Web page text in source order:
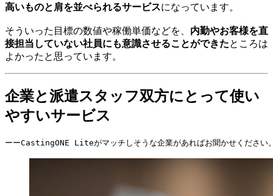
高いものと肩を並べられるサービスになっています。
そういった目標の数値や稼働単価などを、 内勤やお客様を直
接担当していない社員にも意識させることができたところは
よかったと思っています。
企業と派遣スタッフ双方にとって使い
やすいサービス
ーーCastingONE Liteがマッチしそうな企業があればお聞かせください